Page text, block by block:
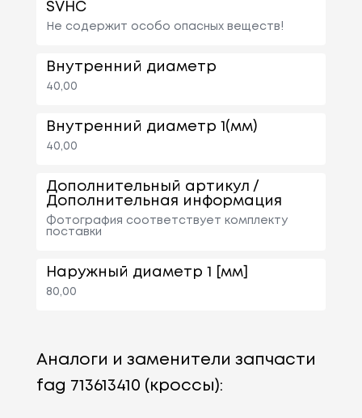
SVHC
Не содержит особо опасных веществ!
Внутренний диаметр
40,00
Внутренний диаметр 1(мм)
40,00
Дополнительный артикул /
Дополнительная информация
Фотография соответствует комплекту
поставки
Наружный диаметр 1 [мм]
80,00
Аналоги и заменители запчасти
fag 713613410 (кроссы):